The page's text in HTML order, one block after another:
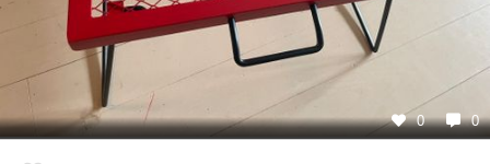
0 0